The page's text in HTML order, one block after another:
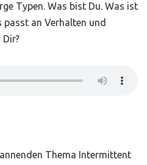
Typen. Was bist Du. Was ist
an Verhalten und
Dir?
Thema Intermittent